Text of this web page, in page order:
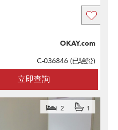
立即查詢
OKAY.com
C-036846 (已驗證)
2 1